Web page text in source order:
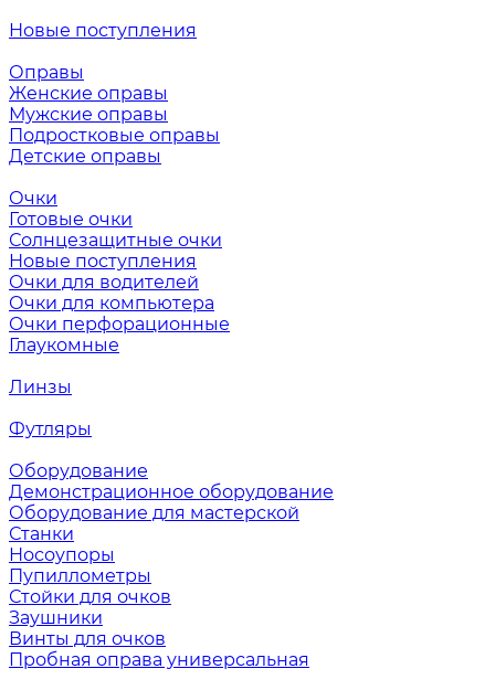
Новые поступления
Оправы
Женские оправы
Мужские оправы
Подростковые оправы
Детские оправы
Очки
Готовые очки
Солнцезащитные очки
Новые поступления
Очки для водителей
Очки для компьютера
Очки перфорационные
Глаукомные
Линзы
Футляры
Оборудование
Демонстрационное оборудование
Оборудование для мастерской
Станки
Носоупоры
Пупиллометры
Стойки для очков
Заушники
Винты для очков
Пробная оправа универсальная